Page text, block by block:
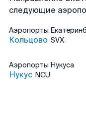
следующие
Аэропорты
Кольцово SVX
Аэропорты Нукуса
Нукус NCU